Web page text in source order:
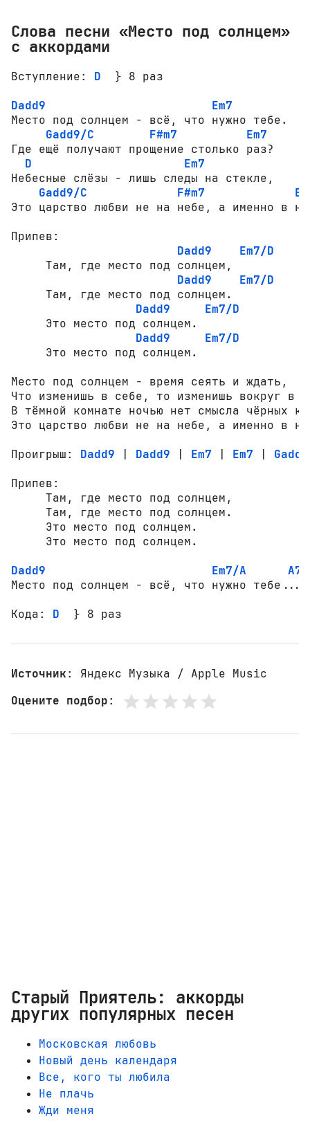
Слова песни «Место под солнцем»
с аккордами
Вступление: D
  } 8 раз
Dadd9
Em7
Место под солнцем - всё, что нужно тебе.
Gadd9/C
F#m7
Em7
Где ещё получают прощение столько раз?
D
Em7
Небесные слёзы - лишь следы на стекле,
Gadd9/C
F#m7
Это царство любви не на небе, а именно в
Припев:
Dadd9
Em7/D
     Там, где место под солнцем,
Dadd9
Em7/D
     Там, где место под солнцем.
Dadd9
Em7/D
     Это место под солнцем.
Dadd9
Em7/D
     Это место под солнцем.
Место под солнцем - время сеять и ждать,
Что изменишь в себе, то изменишь вокруг в
В тёмной комнате ночью нет смысла чёрных
Это царство любви не на небе, а именно в
Проигрыш: Dadd9 | Dadd9 | Em7 | Em7 |
Припев:
     Там, где место под солнцем,
     Там, где место под солнцем.
     Это место под солнцем.
     Это место под солнцем.
Dadd9
Em7/A
A7
Место под солнцем - всё, что нужно тебе...
Кода: D
  } 8 раз
Источник: Яндекс Музыка / Apple Music
Оцените подбор:
Старый Приятель: аккорды
других популярных песен
Московская любовь
Новый день календаря
Все, кого ты любила
Не плачь
Жди меня